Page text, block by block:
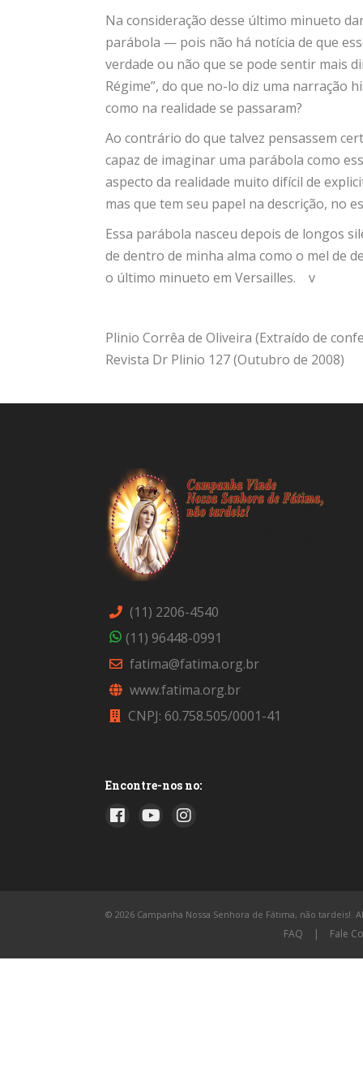
Na consideração desse último minueto
parábola — pois não há notícia de que
verdade ou não que se pode sentir mais
Régime”, do que no-lo diz uma narração
como na realidade se passaram?
Ao contrário do que talvez pensassem
capaz de imaginar uma parábola como
aspecto da realidade muito difícil de
mas que tem seu papel na descrição, no
Essa parábola nasceu depois de longos
de dentro de minha alma como o mel de
o último minueto em Versailles. v
Plinio Corrêa de Oliveira (Extraído de
Revista Dr Plinio 127 (Outubro de 2008)
(11) 2206-4540
(11) 96448-0991
fatima@fatima.org.br
www.fatima.org.br
CNPJ: 60.758.505/0001-41
Encontre-nos no:
© 2026 Campanha Nossa Senhora de Fátima, não tardeis!.
FAQ | Fale